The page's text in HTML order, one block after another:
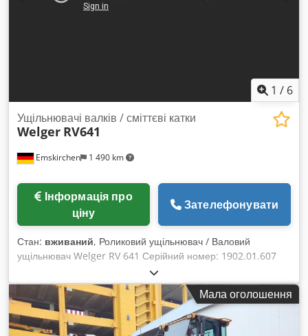
1 / 6
Emskirchen 1 490 km
Ущільнювачі валків / сміттєві катки
Welger RV641
ціну
Зателефонувати
Стан: вживаний, Роликовий ущільнювач / Валовий
ущільнювач Welger RV 641 Серійний номер: 1902.01.607
Розміри: Д 1490 мм x Ш 900 мм x В 1750 мм, Вага: 540 кг
Діаметр тюка: до 400 мм Довжина тюка: 600 мм Вага тюка:
до 30 кг Щільність тюка: 250 x 400 кг/33 Продуктивність: до
300 кг/год Швидкість подачі: 0,36 м/с Матеріал для обв'язки:
стрейч-плівка 23 мкм Діаметр рулона: 250 мм Кермові та
Мала оголошення